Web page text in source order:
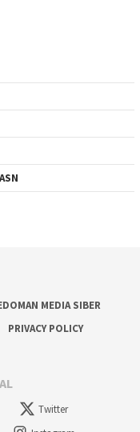
MEDIA SIBER
PRIVACY POLICY
Twitter